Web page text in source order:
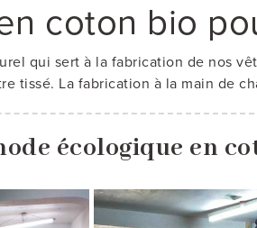
coton bio
qui sert à la fabrication de nos
tissé. La fabrication à la main de
écologique en